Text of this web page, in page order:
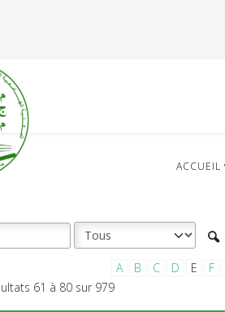
ACCUEIL
A B C D E F
61 à 80 sur 979